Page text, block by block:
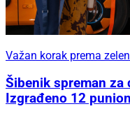
Važan korak prema
Šibenik spreman
Izgrađeno 12